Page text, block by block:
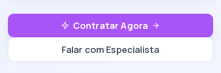
Contratar Agora
Falar com Especialista